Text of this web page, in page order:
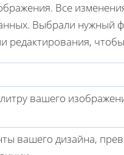
Все
Выбрали нужный
редактирования,
вашего
вашего дизайна,